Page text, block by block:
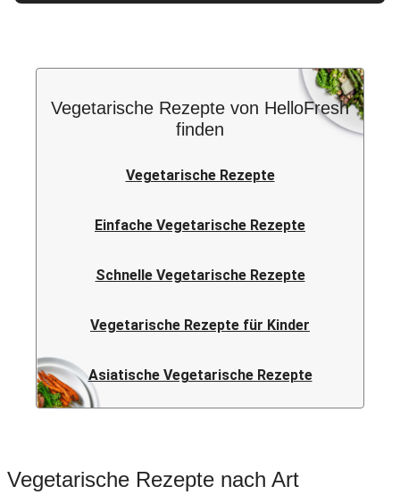
Vegetarische Rezepte von HelloFresh
finden
Vegetarische Rezepte
Einfache Vegetarische Rezepte
Schnelle Vegetarische Rezepte
Vegetarische Rezepte für Kinder
Asiatische Vegetarische Rezepte
Vegetarische Rezepte nach Art